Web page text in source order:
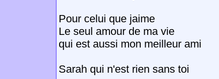
Pour celui que jaime
Le seul amour de ma vie
qui est aussi mon meilleur ami
Sarah qui n'est rien sans toi